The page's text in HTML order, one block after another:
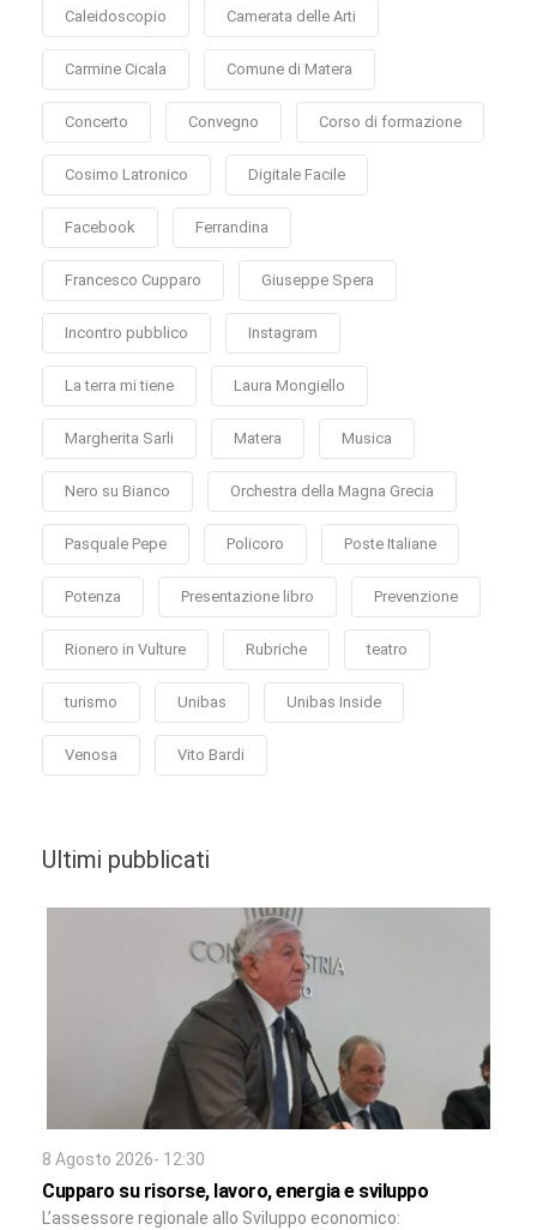
Caleidoscopio Camerata delle Arti
Carmine Cicala Comune di Matera
Concerto Convegno Corso di formazione
Cosimo Latronico Digitale Facile
Facebook Ferrandina
Francesco Cupparo Giuseppe Spera
Incontro pubblico Instagram
La terra mi tiene Laura Mongiello
Margherita Sarli Matera Musica
Nero su Bianco Orchestra della Magna Grecia
Pasquale Pepe Policoro Poste Italiane
Potenza Presentazione libro Prevenzione
Rionero in Vulture Rubriche teatro
turismo Unibas Unibas Inside
Venosa Vito Bardi
Ultimi pubblicati
8 Agosto 2026- 12:30
Cupparo su risorse, lavoro, energia e sviluppo
L’assessore regionale allo Sviluppo economico: